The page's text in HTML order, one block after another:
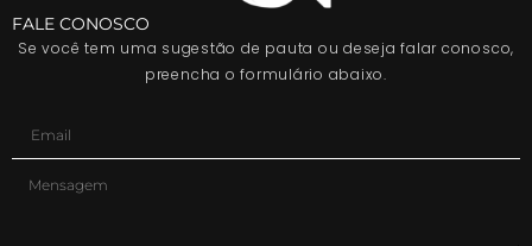
FALE CONOSCO
Se você tem uma sugestão de pauta ou deseja falar conosco,
preencha o formulário abaixo.